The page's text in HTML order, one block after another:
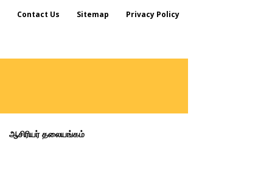
Contact Us Sitemap Privacy Policy
ஆசிரியர் தலையங்கம்